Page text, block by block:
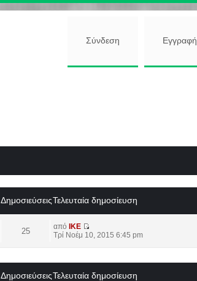
Σύνδεση Εγγραφή
ΔημοσιεύσειςΤελευταία δημοσίευση
25 από
IKE
Τρί Νοέμ 10, 2015 6:45 pm
ΔημοσιεύσειςΤελευταία δημοσίευση